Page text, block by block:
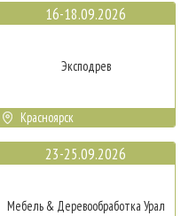
16-18.09.2026
Эксподрев
Красноярск
23-25.09.2026
Мебель & Деревообработка Урал